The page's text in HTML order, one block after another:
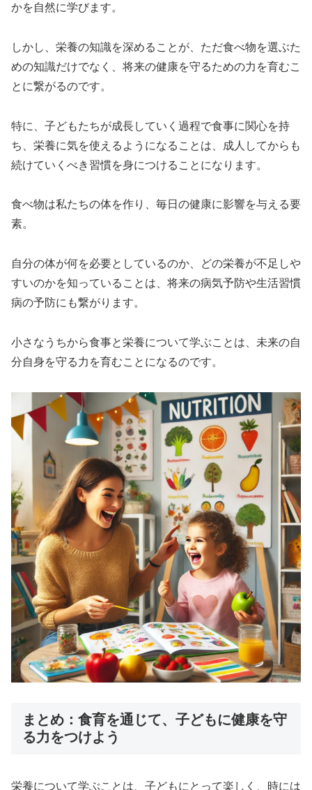
かを自然に学びます。
しかし、栄養の知識を深めることが、ただ食べ物を選ぶた
めの知識だけでなく、将来の健康を守るための力を育むこ
とに繋がるのです。
特に、子どもたちが成長していく過程で食事に関心を持
ち、栄養に気を使えるようになることは、成人してからも
続けていくべき習慣を身につけることになります。
食べ物は私たちの体を作り、毎日の健康に影響を与える要
素。
自分の体が何を必要としているのか、どの栄養が不足しや
すいのかを知っていることは、将来の病気予防や生活習慣
病の予防にも繋がります。
小さなうちから食事と栄養について学ぶことは、未来の自
分自身を守る力を育むことになるのです。
まとめ：食育を通じて、子どもに健康を守
る力をつけよう
栄養について学ぶことは、子どもにとって楽しく、時には